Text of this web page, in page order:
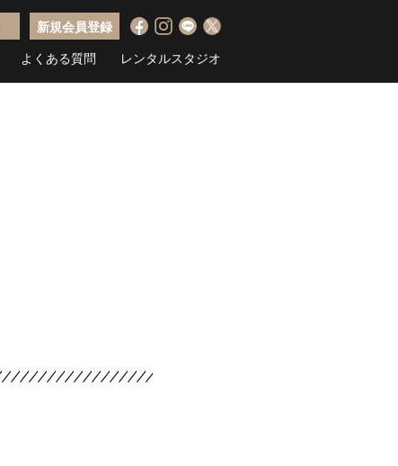
新規会員登録
よくある質問 レンタルスタジオ